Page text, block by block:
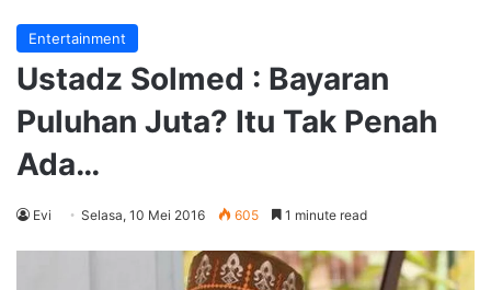
Entertainment
Ustadz Solmed : Bayaran
Puluhan Juta? Itu Tak Penah
Ada…
Evi Selasa, 10 Mei 2016 605 1 minute read